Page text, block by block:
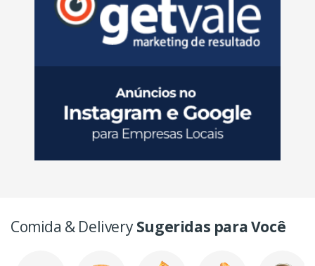
Comida & DeliverySugeridas para Você